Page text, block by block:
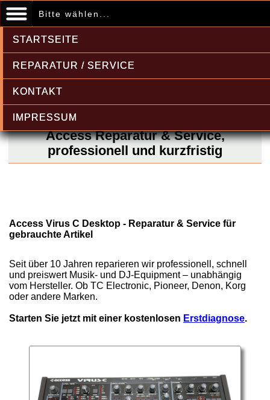
Bitte wählen...
STARTSEITE
REPARATUR / SERVICE
KONTAKT
IMPRESSUM
Access Reparatur & Service,
professionell und kurzfristig
Access Virus C Desktop - Reparatur & Service für
gebrauchte Artikel
Seit über 10 Jahren reparieren wir professionell, schnell
und preiswert Musik- und DJ-Equipment – unabhängig
vom Hersteller. Ob TC Electronic, Pioneer, Denon, Korg
oder andere Marken.
Starten Sie jetzt mit einer kostenlosen Erstdiagnose.